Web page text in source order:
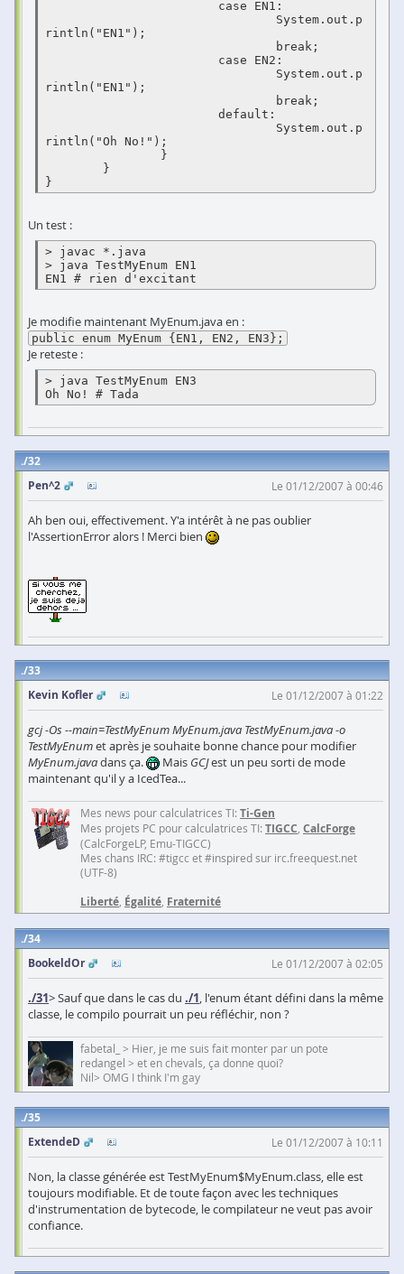
rintln("EN1");
rintln("EN1");
rintln("Oh No!");
Un test :
> javac *.java
> java TestMyEnum EN1
EN1 # rien d'excitant
Je modifie maintenant MyEnum.java en :
public enum MyEnum {EN1, EN2, EN3};
Je reteste :
> java TestMyEnum EN3
32
Pen^2
Le 01/12/2007 à 00:46
Ah ben oui, effectivement. Y'a intérêt à ne pas oublier
l'AssertionError alors ! Merci bien
33
Kevin Kofler
Le 01/12/2007 à 01:22
gcj -Os --main=TestMyEnum MyEnum.java TestMyEnum.java -o
TestMyEnumet après je souhaite bonne chance pour modifier
MyEnum.javadans ça. Mais GCJest un peu sorti de mode
maintenant qu'il y a IcedTea...
Mes news pour calculatrices TI: Ti-Gen
Mes projets PC pour calculatrices TI: TIGCC CalcForge
(CalcForgeLP, Emu-TIGCC)
Mes chans IRC: #tigcc et #inspired sur irc.freequest.net
(UTF-8)
Liberté Égalité Fraternité
34
BookeldOr
Le 01/12/2007 à 02:05
./31> Sauf que dans le cas du ./1, l'enum étant défini dans la même
classe, le compilo pourrait un peu réfléchir, non ?
fabetal_ > Hier, je me suis fait monter par un pote
redangel > et en chevals, ça donne quoi?
Nil> OMG I think I'm gay
35
ExtendeD
Le 01/12/2007 à 10:11
Non, la classe générée est TestMyEnum$MyEnum.class, elle est
toujours modifiable. Et de toute façon avec les techniques
d'instrumentation de bytecode, le compilateur ne veut pas avoir
confiance.